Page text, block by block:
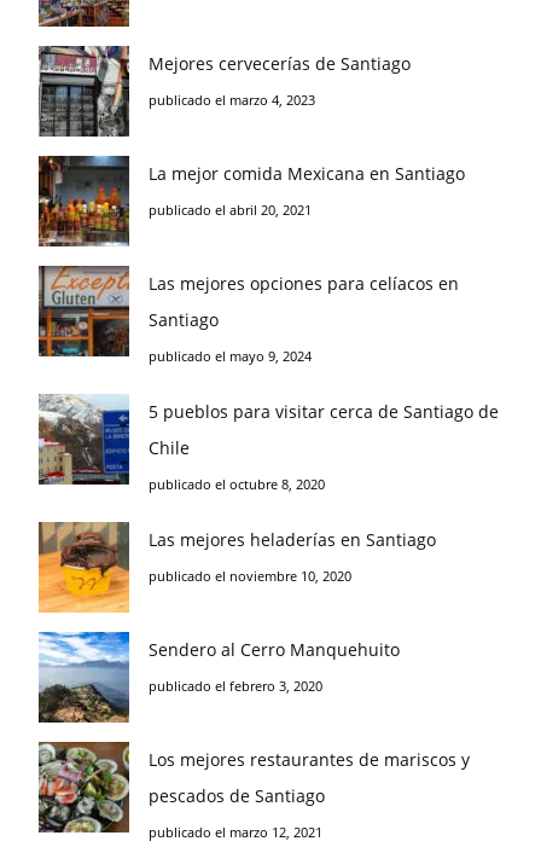
Mejores cervecerías de Santiago
publicado el marzo 4, 2023
La mejor comida Mexicana en Santiago
publicado el abril 20, 2021
Las mejores opciones para celíacos en
Santiago
publicado el mayo 9, 2024
5 pueblos para visitar cerca de Santiago de
Chile
publicado el octubre 8, 2020
Las mejores heladerías en Santiago
publicado el noviembre 10, 2020
Sendero al Cerro Manquehuito
publicado el febrero 3, 2020
Los mejores restaurantes de mariscos y
pescados de Santiago
publicado el marzo 12, 2021